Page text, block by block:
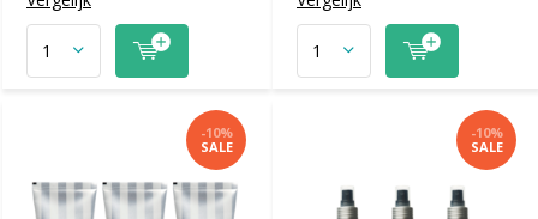
-10%
SALE
-10%
SALE